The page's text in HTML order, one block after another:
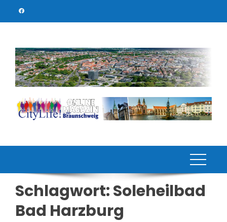
Schlagwort:Soleheilbad
Bad Harzburg